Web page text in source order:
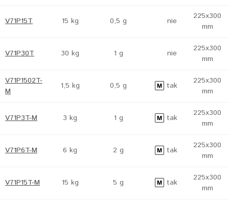
V71P15T 15 kg 0,5 g nie
225x300
mm
V71P30T 30 kg 1 g nie
225x300
mm
V71P1502T-
M
1,5 kg 0,5 g tak
225x300
mm
V71P3T-M 3 kg 1 g tak
225x300
mm
V71P6T-M 6 kg 2 g tak
225x300
mm
V71P15T-M 15 kg 5 g tak
225x300
mm